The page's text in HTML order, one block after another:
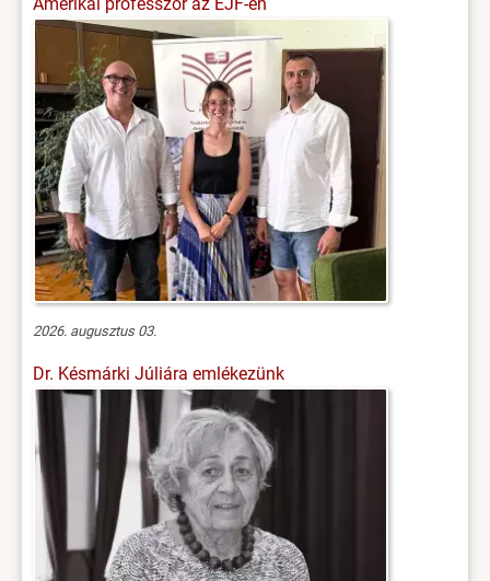
Amerikai professzor az EJF-en
2026. augusztus 03.
Dr. Késmárki Júliára emlékezünk